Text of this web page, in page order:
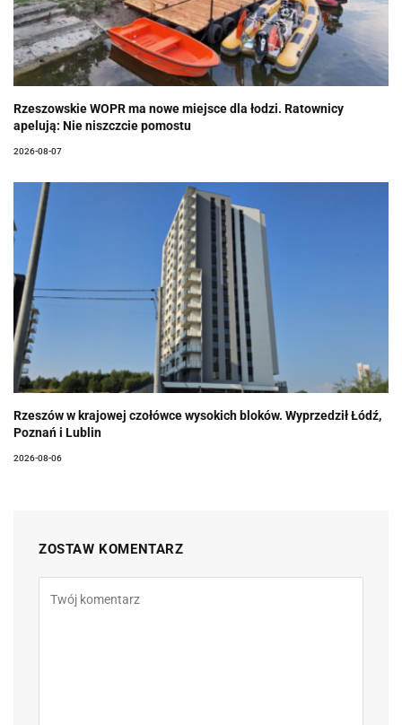
Rzeszowskie WOPR ma nowe miejsce dla łodzi. Ratownicy
apelują: Nie niszczcie pomostu
2026-08-07
Rzeszów w krajowej czołówce wysokich bloków. Wyprzedził Łódź,
Poznań i Lublin
2026-08-06
ZOSTAW KOMENTARZ